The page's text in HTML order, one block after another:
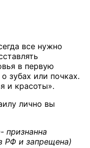
все нужно
в первую
зубах или почках.
и красоты».
лично вы
признанна
РФ и запрещена)